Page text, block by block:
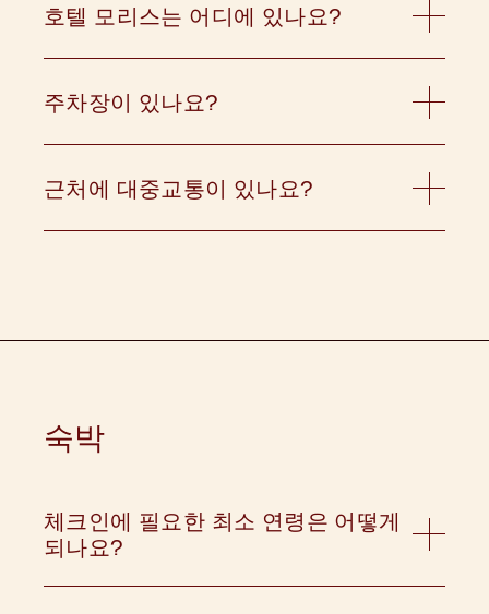
호텔 모리스는 어디에 있나요?
NSW 2000, 호주에 있습니다.
주차장이 있나요?
숙객은 644 조지 스트리트에 위치한 월드 스퀘어
별 요금을 이용하실 수 있습니다. 이 요금을 적용받
데스크에 제시해 주세요. 저희 팀이 결제를 도와드
근처에 대중교통이 있나요?
치해 있습니다. 센트럴역, 타운홀역, 뮤지엄역에서
있습니다. 또한 인근의 경전철 역은 도시 전역으로
숙박
체크인에 필요한 최소 연령은 어떻게
되나요?
합니다. 보안을 위해 체크인 시 정부 또는 주에서 발